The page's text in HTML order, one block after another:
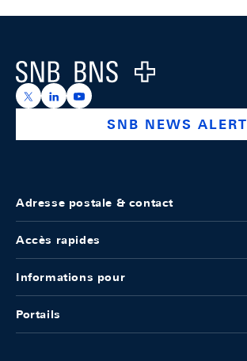
Logo
https://x.com/snb_bns
https://ch.linkedin.com/
https://www.youtube.com/
SNB NEWS ALERT
Adresse postale & contact
Accès rapides
Informations pour
Portails